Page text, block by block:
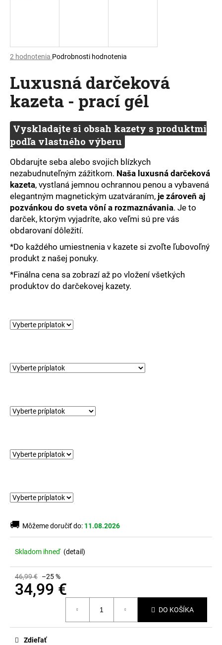
Priemerné
5,0
hviezdičiek.
2 hodnotenia Podrobnosti hodnotenia
Luxusná darčeková
kazeta - prací gél
Vyskladajte si obsah kazety s produktmi
podľa vlastného výberu
Obdarujte seba alebo svojich blízkych
nezabudnuteľným zážitkom. Naša luxusná darčeková
kazeta, vystlaná jemnou ochrannou penou a vybavená
elegantným magnetickým uzatváraním, je zároveň aj
pozvánkou do sveta vôní a rozmaznávania. Je to
darček, ktorým vyjadríte, ako veľmi sú pre vás
obdarovaní dôležití.
*Do každého umiestnenia v kazete si zvoľte ľubovoľný
produkt z našej ponuky.
*Finálna cena sa zobrazí až po vložení všetkých
produktov do darčekovej kazety.
🚚 Môžeme doručiť do: 11.08.2026
Skladom ihneď (detail)
46,99 € –25 %
34,99 €
DO KOŠÍKA
Zdieľať
ť
?
O
d
p
o
r
ú
č
a
m
e